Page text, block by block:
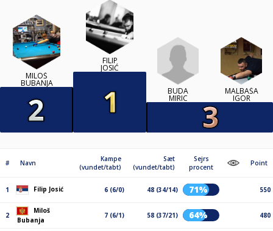
MILOŠ
BUBANJA
FILIP
JOSIĆ
BUDA
MIRIC
MALBAŠA
IGOR
# Navn
Kampe
(vundet/tabt)
Sæt
(vundet/tabt)
Sejrs
procent
Point
1 Filip Josić 6 (6/0) 48 (34/14) 71% 550
2
Miloš
Bubanja
7 (6/1) 58 (37/21) 64% 480